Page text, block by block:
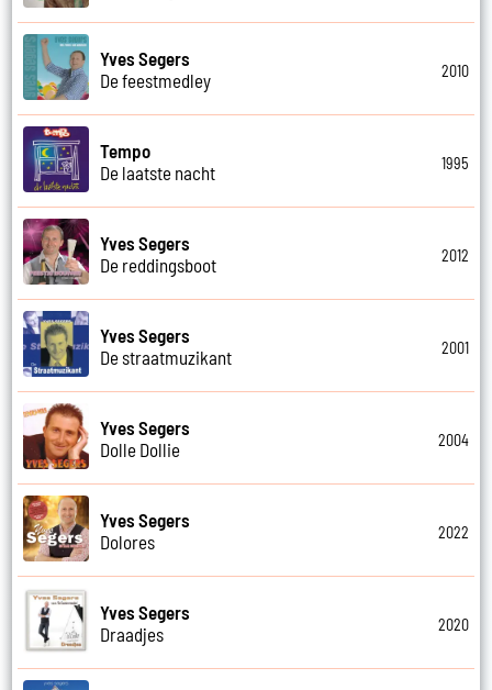
Yves Segers
De feestmedley
2010
Tempo
De laatste nacht
1995
Yves Segers
De reddingsboot
2012
Yves Segers
De straatmuzikant
2001
Yves Segers
Dolle Dollie
2004
Yves Segers
Dolores
2022
Yves Segers
Draadjes
2020